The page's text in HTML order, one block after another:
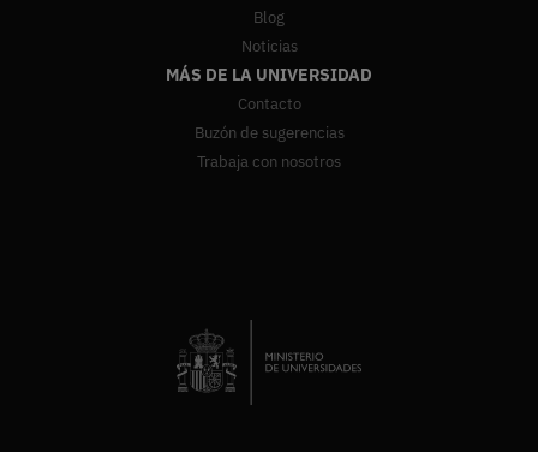
Blog
Noticias
MÁS DE LA UNIVERSIDAD
Contacto
Buzón de sugerencias
Trabaja con nosotros